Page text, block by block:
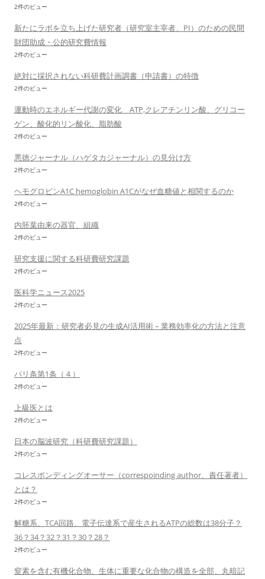
2件のビュー
新たにラボを立ち上げた研究者（研究室主宰者、PI）のための民間
財団助成・公的研究費情報
2件のビュー
絶対に採択されない科研費計画調書（申請書）の特徴
2件のビュー
運動時のエネルギー代謝の変化 ATP,クレアチンリン酸、グリコー
ゲン、酸化的リン酸化、脂肪酸
2件のビュー
悪徳ジャーナル（ハゲタカジャーナル）の見分け方
2件のビュー
ヘモグロビンA1C hemoglobin A1Cがなぜ血糖値と相関するのか
2件のビュー
内胚葉由来の器官、組織
2件のビュー
研究支援に関する科研費研究課題
2件のビュー
医科学ニュース2025
2件のビュー
2025年最新：研究者必見の生成AI活用術 – 業務効率化の方法と注意
点
2件のビュー
パリ条第1条（４）
2件のビュー
上級医とは
2件のビュー
日本の脳波研究（科研費研究課題）
2件のビュー
コレスポンディングオーサー（correspoinding author、責任著者）
とは？
2件のビュー
解糖系、TCA回路、電子伝達系で産生されるATPの総数は38分子？
36？34？32？31？30？28？
2件のビュー
窒素を含む有機化合物、生体に重要な化合物の構造を全部、丸暗記